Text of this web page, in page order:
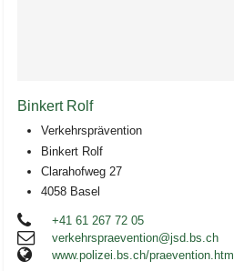
Binkert Rolf
Verkehrsprävention
Binkert Rolf
Clarahofweg 27
4058 Basel
+41 61 267 72 05
verkehrspraevention@jsd.bs.ch
www.polizei.bs.ch/praevention.html